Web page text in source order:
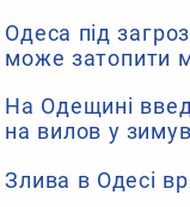
Одеса під
може затопити
На Одещині
на вилов у
Злива в Одесі